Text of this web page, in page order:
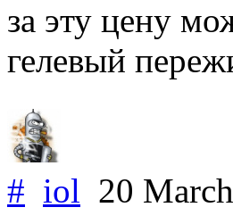
за эту цену
гелевый
# iol 20